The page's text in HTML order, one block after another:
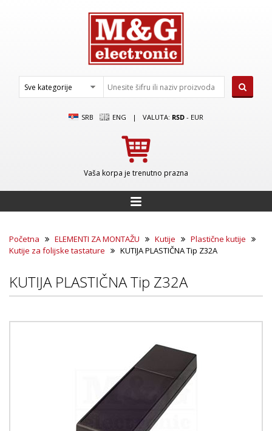
SRB ENG | VALUTA: RSD - EUR
Vaša korpa je trenutno prazna
Početna ELEMENTI ZA MONTAŽU Kutije
Plastične kutije
Kutije za folijske tastature
KUTIJA PLASTIČNA Tip Z32A
KUTIJA PLASTIČNA Tip Z32A